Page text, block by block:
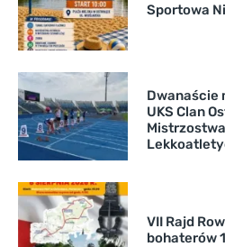
Sportowa
Dwanaście
UKS Clan
VII Rajd
bohaterów